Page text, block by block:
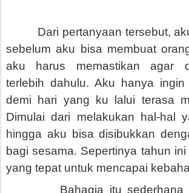
Dari pertanyaan tersebut,
sebelum aku bisa membuat
aku harus memastikan agar
terlebih dahulu. Aku hanya ingin
demi hari yang ku lalui terasa
Dimulai dari melakukan hal-hal
hingga aku bisa disibukkan
bagi sesama. Sepertinya tahun
yang tepat untuk mencapai
Bahagia itu sederhana